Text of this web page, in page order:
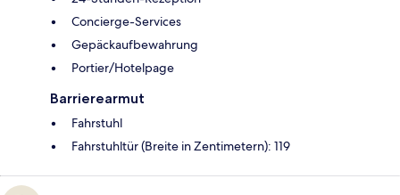
Concierge-Services
Gepäckaufbewahrung
Portier/Hotelpage
Barrierearmut
Fahrstuhl
Fahrstuhltür (Breite in Zentimetern): 119